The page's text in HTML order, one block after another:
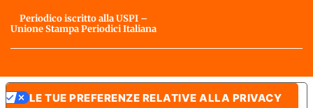
Periodico iscritto alla USPI –
Unione Stampa Periodici Italiana
LE TUE PREFERENZE RELATIVE ALLA PRIVACY